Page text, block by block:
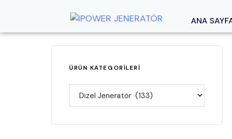
ANA
ÜRÜN KATEGORILERI